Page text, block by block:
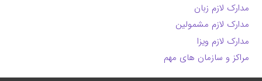
مدارک لازم زبان
مدارک لازم مشمولین
مدارک لازم ویزا
مراکز و سازمان های مهم